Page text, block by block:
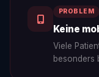
PROBLEM
Keine
Viele
besonders